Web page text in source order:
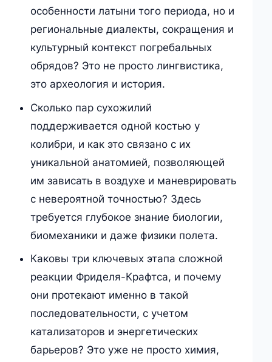
особенности латыни того периода, но и
региональные диалекты, сокращения и
культурный контекст погребальных
обрядов? Это не просто лингвистика,
это археология и история.
Сколько пар сухожилий
поддерживается одной костью у
колибри, и как это связано с их
уникальной анатомией, позволяющей
им зависать в воздухе и маневрировать
с невероятной точностью? Здесь
требуется глубокое знание биологии,
биомеханики и даже физики полета.
Каковы три ключевых этапа сложной
реакции Фриделя-Крафтса, и почему
они протекают именно в такой
последовательности, с учетом
катализаторов и энергетических
барьеров? Это уже не просто химия,